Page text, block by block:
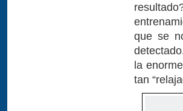
que se
la
tan